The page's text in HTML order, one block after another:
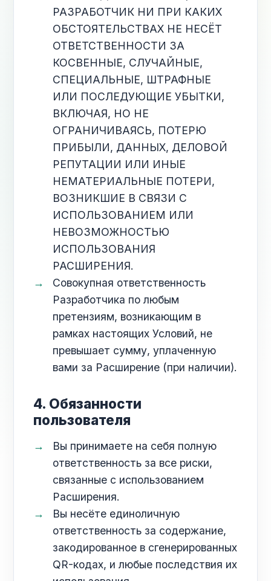
РАЗРАБОТЧИК НИ ПРИ КАКИХ
ОБСТОЯТЕЛЬСТВАХ НЕ НЕСЁТ
ОТВЕТСТВЕННОСТИ ЗА
КОСВЕННЫЕ, СЛУЧАЙНЫЕ,
СПЕЦИАЛЬНЫЕ, ШТРАФНЫЕ
ИЛИ ПОСЛЕДУЮЩИЕ УБЫТКИ,
ВКЛЮЧАЯ, НО НЕ
ОГРАНИЧИВАЯСЬ, ПОТЕРЮ
ПРИБЫЛИ, ДАННЫХ, ДЕЛОВОЙ
РЕПУТАЦИИ ИЛИ ИНЫЕ
НЕМАТЕРИАЛЬНЫЕ ПОТЕРИ,
ВОЗНИКШИЕ В СВЯЗИ С
ИСПОЛЬЗОВАНИЕМ ИЛИ
НЕВОЗМОЖНОСТЬЮ
ИСПОЛЬЗОВАНИЯ
РАСШИРЕНИЯ.
Совокупная ответственность
Разработчика по любым
претензиям, возникающим в
рамках настоящих Условий, не
превышает сумму, уплаченную
вами за Расширение (при наличии).
4. Обязанности
пользователя
Вы принимаете на себя полную
ответственность за все риски,
связанные с использованием
Расширения.
Вы несёте единоличную
ответственность за содержание,
закодированное в сгенерированных
QR-кодах, и любые последствия их